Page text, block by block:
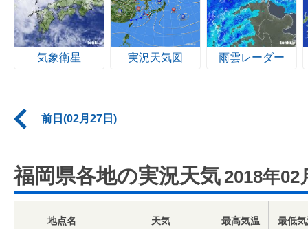
気象衛星 実況天気図 雨雲レーダー
前日(02月27日)
福岡県各地の実況天気 2018年02
地点名 天気 最高気温 最低